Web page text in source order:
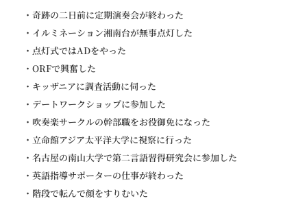
・奇跡の二日前に定期演奏会が終わった
・イルミネーション湘南台が無事点灯した
・点灯式ではADをやった
・ORFで興奮した
・キッザニアに調査活動に伺った
・デートワークショップに参加した
・吹奏楽サークルの幹部職をお役御免になった
・立命館アジア太平洋大学に視察に行った
・名古屋の南山大学で第二言語習得研究会に参加した
・英語指導サポーターの仕事が終わった
・階段で転んで顔をすりむいた